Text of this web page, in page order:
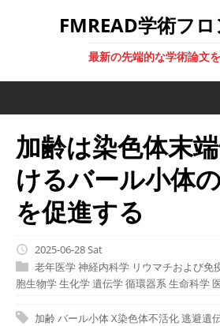
FMREAD学術フ
最新の先端的な学術論文
加齢は染色体末
けるバール小体
を促進する
2025-06-28 Sat
老年医学神経内科学 リウマチおよび免
胞生物学生化学遺伝学循環器系 生命科学
加齢 バール小体X染色体不活化逃避遺